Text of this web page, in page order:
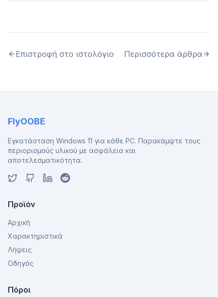
Επιστροφή στο ιστολόγιο Περισσότερα άρθρα
FlyOOBE
Εγκατάσταση Windows 11 για κάθε PC. Παρακάμψτε τους
περιορισμούς υλικού με ασφάλεια και
αποτελεσματικότητα.
Προϊόν
Αρχική
Χαρακτηριστικά
Λήψεις
Οδηγός
Πόροι